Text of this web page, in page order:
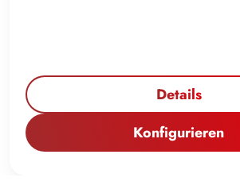
Details
Konfigurieren